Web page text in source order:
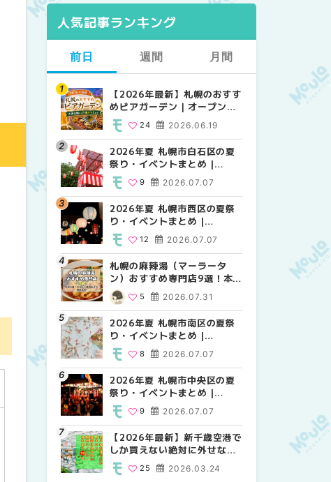
人気記事ランキング
前日
【2026年最新】札幌のおすす
めビアガーデン｜オープン日
順に徹底紹介！大通公園から
穴場テラスまで | MouLa
HOKKAIDO
2026.06.19
24
2026年夏 札幌市白石区の夏
祭り・イベントまとめ |
MouLa HOKKAIDO
2026.07.07
9
2026年夏 札幌市西区の夏祭
り・イベントまとめ |
MouLa HOKKAIDO
2026.07.07
12
札幌の麻辣湯（マーラータ
ン）おすすめ専門店9選！本
場の量り売りから最新店まで
徹底比較 | MouLa
HOKKAIDO
2026.07.31
5
2026年夏 札幌市南区の夏祭
り・イベントまとめ |
MouLa HOKKAIDO
2026.07.07
8
2026年夏 札幌市中央区の夏
祭り・イベントまとめ |
MouLa HOKKAIDO
2026.07.07
9
【2026年最新】新千歳空港で
しか買えない絶対に外せない
限定スイーツ・焼き菓子18選
| MouLa HOKKAIDO
2026.03.24
25
週間
【2026年最新】札幌のおすす
めビアガーデン｜オープン日
穴場テラスまで | MouLa
HOKKAIDO
24
2026年夏 札幌市西区の夏祭
り・イベントまとめ |
12
2026年夏 札幌市北区の夏祭
り・イベントまとめ |
9
2026年夏 札幌市手稲区の夏
祭り・イベントまとめ |
10
2026年夏 札幌市白石区の夏
祭り・イベントまとめ |
9
2026年夏 札幌市清田区の夏
祭り・イベントまとめ |
6
2026年夏 札幌市南区の夏祭
り・イベントまとめ |
8
月間
【2026年最新】札幌のおすす
めビアガーデン｜オープン日
穴場テラスまで | MouLa
HOKKAIDO
24
2026年夏 札幌市北区の夏祭
り・イベントまとめ |
9
2026年夏 札幌市白石区の夏
祭り・イベントまとめ |
9
2026年夏 札幌市西区の夏祭
り・イベントまとめ |
12
2026年夏 札幌市手稲区の夏
祭り・イベントまとめ |
10
札幌の麻辣湯（マーラータ
ン）おすすめ専門店6選！本
徹底比較 | MouLa
HOKKAIDO
5
2026年夏 札幌市清田区の夏
祭り・イベントまとめ |
6